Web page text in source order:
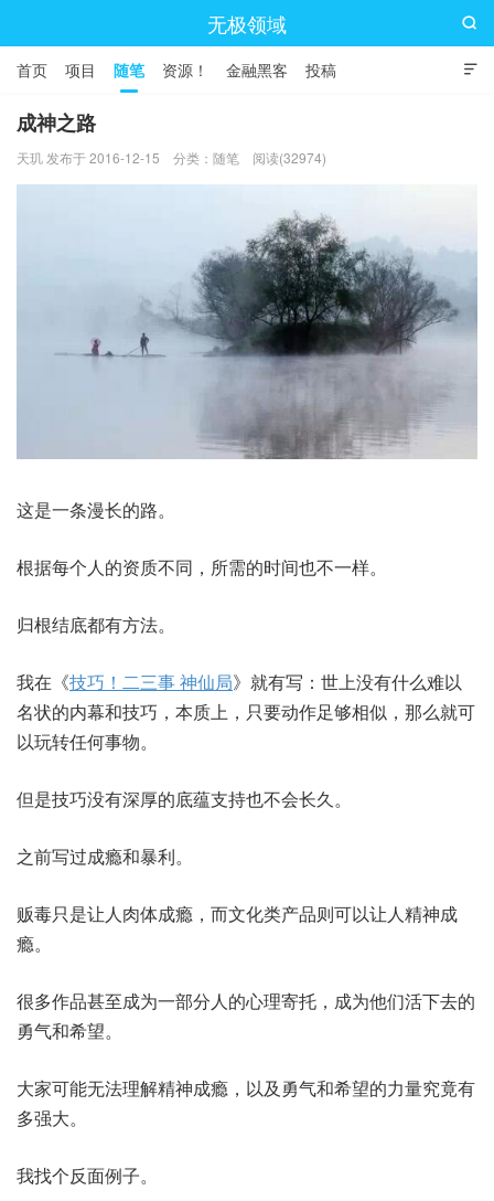
无极领域

首页 项目 随笔 资源！ 金融黑客 投稿

成神之路
天玑 发布于 2016-12-15 分类： 随笔 阅读(32974)
这是一条漫长的路。
根据每个人的资质不同，所需的时间也不一样。
归根结底都有方法。
我在《技巧！二三事 神仙局》就有写：世上没有什么难以
名状的内幕和技巧，本质上，只要动作足够相似，那么就可
以玩转任何事物。
但是技巧没有深厚的底蕴支持也不会长久。
之前写过成瘾和暴利。
贩毒只是让人肉体成瘾，而文化类产品则可以让人精神成
瘾。
很多作品甚至成为一部分人的心理寄托，成为他们活下去的
勇气和希望。
大家可能无法理解精神成瘾，以及勇气和希望的力量究竟有
多强大。
我找个反面例子。